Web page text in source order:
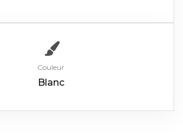
Couleur
Blanc